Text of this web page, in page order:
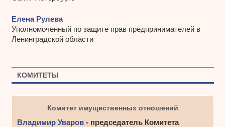
Елена Рулева
Уполномоченный по защите прав предпринимателей в
Ленинградской области
КОМИТЕТЫ
Комитет имущественных отношений
Владимир Уваров- председатель Комитета